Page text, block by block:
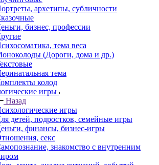
архетипы, субличности
бизнес, профессии
тема веса
(Дороги, дома и др.)
тема
колод
игры
Назад
игры
детей, подростков, семейные игры
финансы, бизнес-игры
секс
знакомство с внутренним